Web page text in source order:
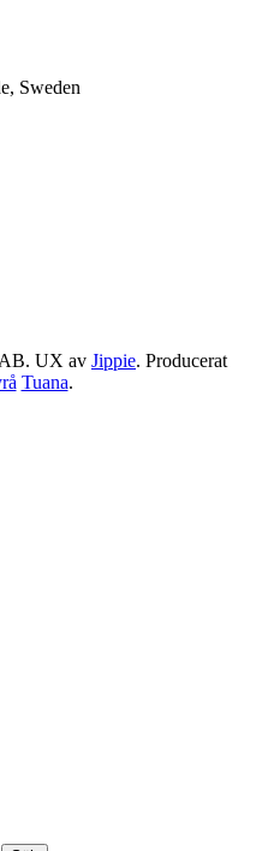
Sweden
UX av Jippie. Producerat
Tuana.